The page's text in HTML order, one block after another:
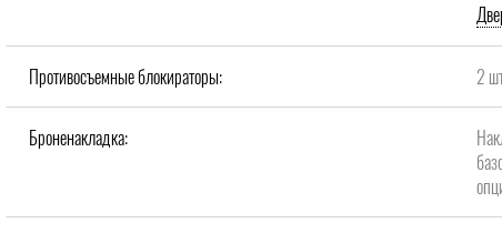
Противосъемные блокираторы: 2
Броненакладка: